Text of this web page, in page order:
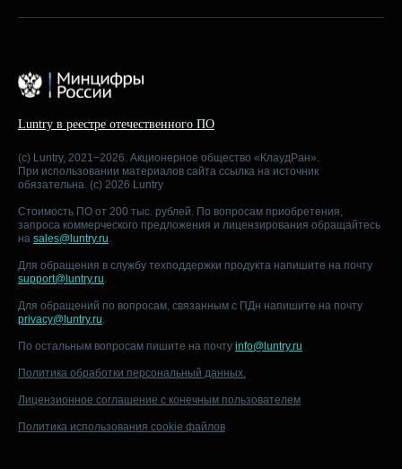
Luntry в реестре отечественного ПО
(c) Luntry, 2021−2026. Акционерное общество «КлаудРан».
При использовании материалов сайта ссылка на источник
обязательна. (c) 2026 Luntry
Стоимость ПО от 200 тыс. рублей. По вопросам приобретения,
запроса коммерческого предложения и лицензирования обращайтесь
на sales@luntry.ru
Для обращения в службу техподдержки продукта напишите на почту
support@luntry.ru
Для обращений по вопросам, связанным с ПДн напишите на почту
privacy@luntry.ru
По остальным вопросам пишите на почту info@luntry.ru
Политика обработки персональный данных.
Лицензионное соглашение с конечным пользователем
Политика использования cookie файлов